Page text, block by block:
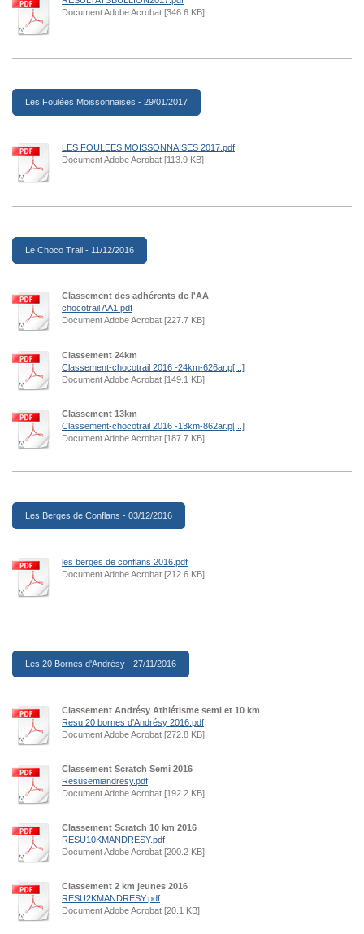
Document Adobe Acrobat [346.6 KB]
Les Foulées Moissonnaises - 29/01/2017
LES FOULEES MOISSONNAISES 2017.pdf
Document Adobe Acrobat [113.9 KB]
Le Choco Trail - 11/12/2016
Classement des adhérents de l'AA
chocotrail AA1.pdf
Document Adobe Acrobat [227.7 KB]
Classement 24km
Classement-chocotrail 2016 -24km-626ar.p[...]
Document Adobe Acrobat [149.1 KB]
Classement 13km
Classement-chocotrail 2016 -13km-862ar.p[...]
Document Adobe Acrobat [187.7 KB]
Les Berges de Conflans - 03/12/2016
les berges de conflans 2016.pdf
Document Adobe Acrobat [212.6 KB]
Les 20 Bornes d'Andrésy - 27/11/2016
Classement Andrésy Athlétisme semi et 10 km
Resu 20 bornes d'Andrésy 2016.pdf
Document Adobe Acrobat [272.8 KB]
Classement Scratch Semi 2016
Resusemiandresy.pdf
Document Adobe Acrobat [192.2 KB]
Classement Scratch 10 km 2016
RESU10KMANDRESY.pdf
Document Adobe Acrobat [200.2 KB]
Classement 2 km jeunes 2016
RESU2KMANDRESY.pdf
Document Adobe Acrobat [20.1 KB]